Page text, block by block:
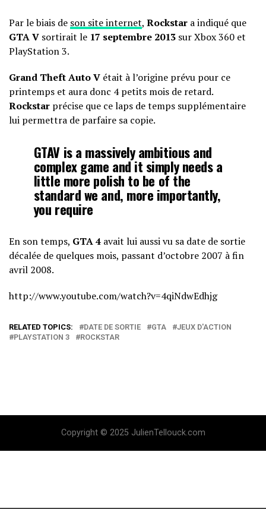
Par le biais de son site internet, Rockstar a indiqué que
GTA V sortirait le 17 septembre 2013 sur Xbox 360 et
PlayStation 3.
Grand Theft Auto V était à l’origine prévu pour ce
printemps et aura donc 4 petits mois de retard.
Rockstar précise que ce laps de temps supplémentaire
lui permettra de parfaire sa copie.
GTAV is a massively ambitious and
complex game and it simply needs a
little more polish to be of the
standard we and, more importantly,
you require
En son temps, GTA 4 avait lui aussi vu sa date de sortie
décalée de quelques mois, passant d’octobre 2007 à fin
avril 2008.
http://www.youtube.com/watch?v=4qiNdwEdhjg
RELATED TOPICS: DATE DE SORTIE GTA
JEUX D'ACTION
PLAYSTATION 3
ROCKSTAR
Copyright © 2025 JulienTellouck.com